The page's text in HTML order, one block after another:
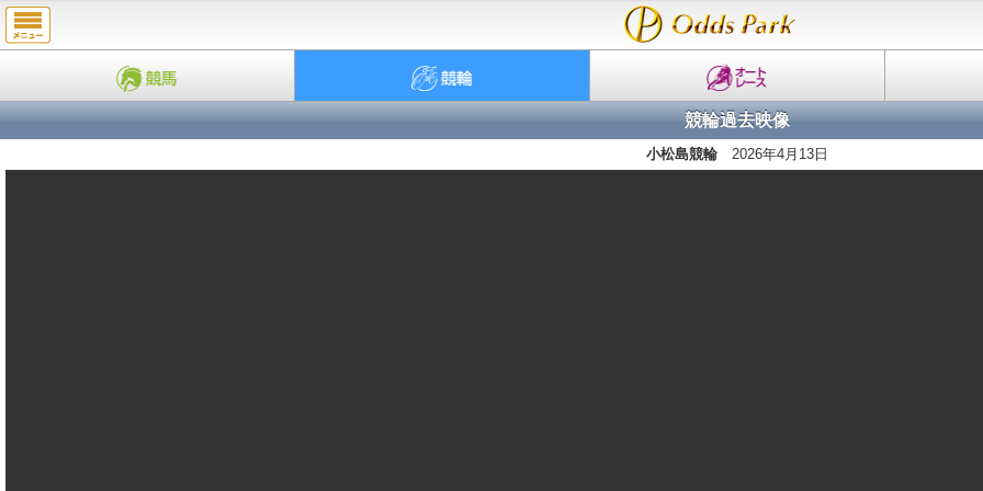
競輪過去映像
小松島競輪 2026年4月13日